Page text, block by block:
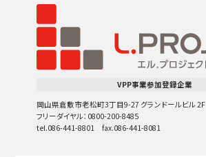
VPP事業参加登録企業
岡山県倉敷市老松町3丁目9-27 グランドールビル 2F
フリーダイヤル：0800-200-8485
tel.086-441-8801 fax.086-441-8081